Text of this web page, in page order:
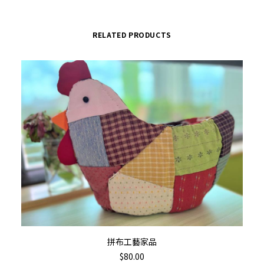
RELATED PRODUCTS
ADD TO CART
拼布工藝家品
$80.00